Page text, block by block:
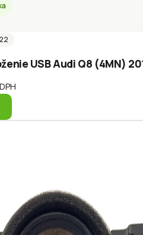
USB Audi Q8 (4MN)